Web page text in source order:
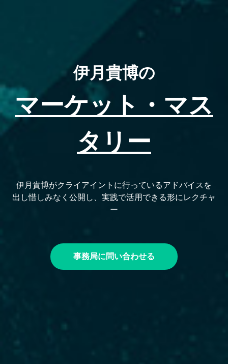
伊月貴博の
マーケット・マス
タリー
伊月貴博がクライアイントに行っているアドバイスを
出し惜しみなく公開し、実践で活用できる形にレクチャ
ー
事務局に問い合わせる